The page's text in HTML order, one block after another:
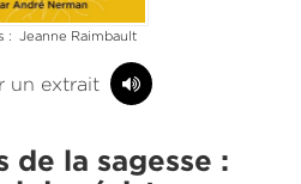
: Jeanne Raimbault
un extrait
de la sagesse :